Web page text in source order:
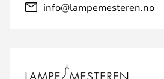
info@lampemesteren.no